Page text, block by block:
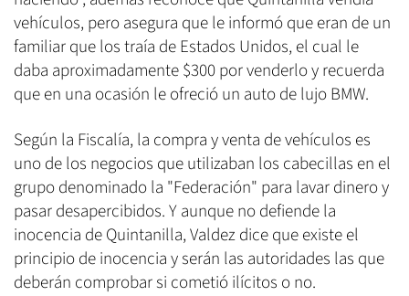
vehículos, pero asegura que le informó que eran de un
familiar que los traía de Estados Unidos, el cual le
daba aproximadamente $300 por venderlo y recuerda
que en una ocasión le ofreció un auto de lujo BMW.
Según la Fiscalía, la compra y venta de vehículos es
uno de los negocios que utilizaban los cabecillas en el
grupo denominado la "Federación" para lavar dinero y
pasar desapercibidos. Y aunque no defiende la
inocencia de Quintanilla, Valdez dice que existe el
principio de inocencia y serán las autoridades las que
deberán comprobar si cometió ilícitos o no.